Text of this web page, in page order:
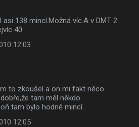
138 mincí.Možná víc.A v DMT 2
40.
12:03
to zkoušel a on mi fakt něco
tam měl někdo
tam bylo hodně mincí.
12:05